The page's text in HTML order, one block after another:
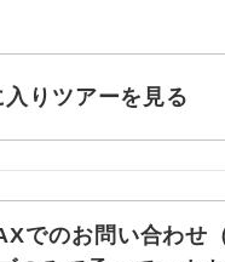
入りツアーを見る
でのお問い合わせ